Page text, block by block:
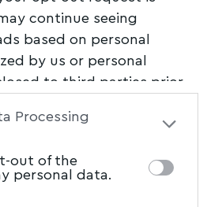
continue seeing
based on personal
by us or personal
to third parties prior
of your personal
This
also be disclosed by us to
Processing
out of the
personal data.